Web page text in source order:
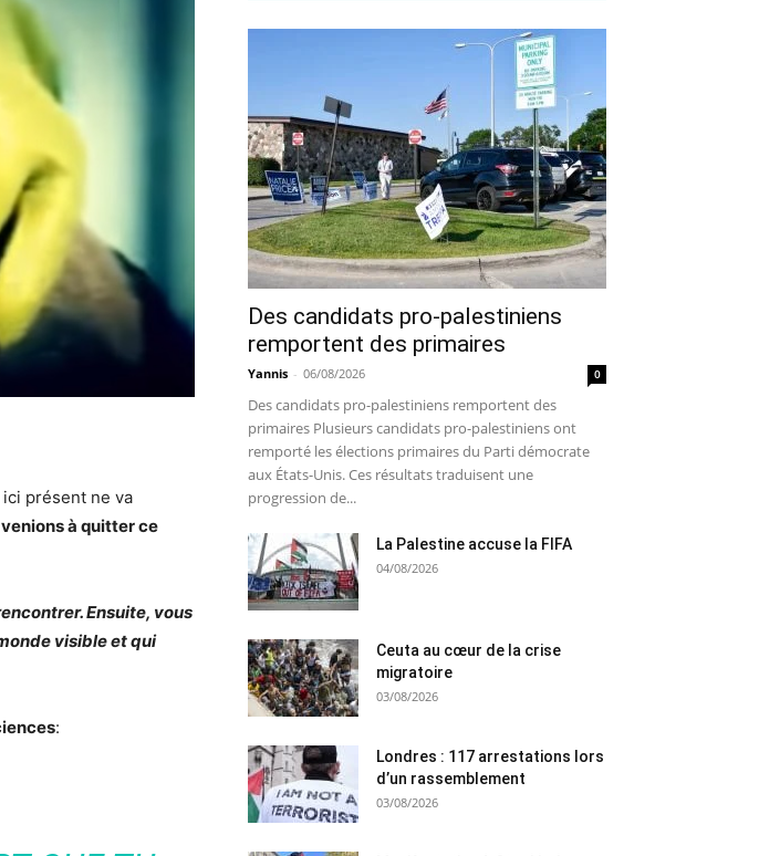
présent ne va
à quitter ce
Ensuite, vous
visible et qui
:
Des candidats pro-palestiniens
remportent des primaires
Yannis - 06/08/2026 0
Des candidats pro-palestiniens remportent des
primaires Plusieurs candidats pro-palestiniens ont
remporté les élections primaires du Parti démocrate
aux États-Unis. Ces résultats traduisent une
progression de...
La Palestine accuse la FIFA
04/08/2026
Ceuta au cœur de la crise
migratoire
03/08/2026
Londres : 117 arrestations lors
d’un rassemblement
03/08/2026